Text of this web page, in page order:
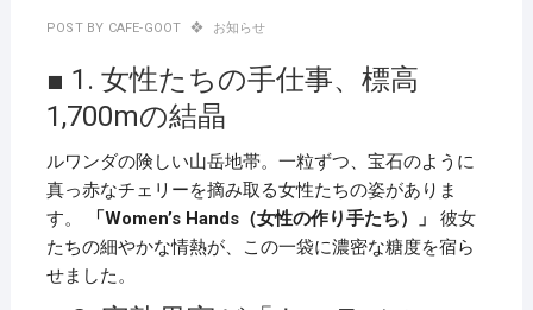
POST BY CAFE-GOOT お知らせ
■ 1. 女性たちの手仕事、標高
1,700mの結晶
ルワンダの険しい山岳地帯。一粒ずつ、宝石のように
真っ赤なチェリーを摘み取る女性たちの姿がありま
す。
「Women’s Hands（女性の作り手たち）」
彼女
たちの細やかな情熱が、この一袋に濃密な糖度を宿ら
せました。